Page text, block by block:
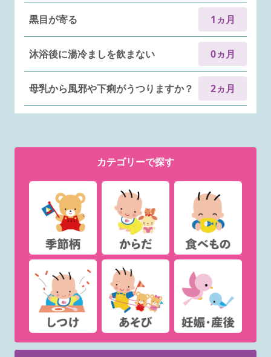
カテゴリーで探す
黒目が寄る 1ヵ月
沐浴後に湯冷ましを飲まない 0ヵ月
母乳から風邪や下痢がうつりますか？ 2ヵ月